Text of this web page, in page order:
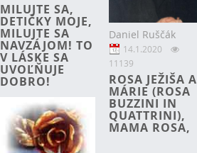
MILUJTE SA,
DETIČKY MOJE,
MILUJTE SA
NAVZÁJOM! TO
V LÁSKE SA
UVOĽŇUJE
DOBRO!
Daniel Ruščák
14.1.2020
11139
ROSA JEŽIŠA A
MÁRIE (ROSA
BUZZINI IN
QUATTRINI),
MAMA ROSA,